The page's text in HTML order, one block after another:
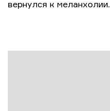
вернулся к меланхолии.